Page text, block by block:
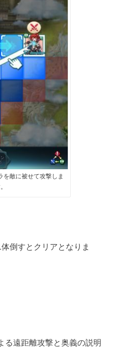
敵に被せて攻撃しま
倒すとクリアとなりま
る遠距離攻撃と奥義の説明